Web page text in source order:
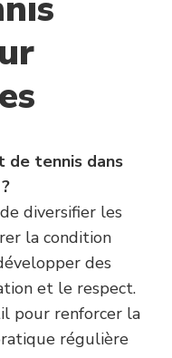
de tennis dans
diversifier les
la condition
des
et le respect.
pour renforcer la
régulière